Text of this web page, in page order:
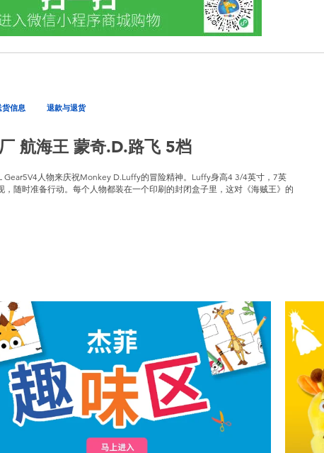
货信息 退款与退货
航海王 蒙奇.D.路飞 5档
Gear5V4人物来庆祝Monkey D.Luffy的冒险精神。Luffy身高4 3/4英寸，7英
，随时准备行动。每个人物都装在一个印刷的封闭盒子里，这对《海贼王》的